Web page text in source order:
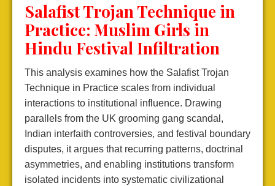
Salafist Trojan Technique in
Practice: Muslim Girls in
Hindu Festival Infiltration
This analysis examines how the Salafist Trojan
Technique in Practice scales from individual
interactions to institutional influence. Drawing
parallels from the UK grooming gang scandal,
Indian interfaith controversies, and festival boundary
disputes, it argues that recurring patterns, doctrinal
asymmetries, and enabling institutions transform
isolated incidents into systematic civilizational